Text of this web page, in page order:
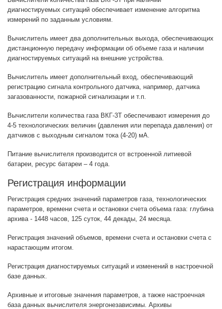
диагностируемых ситуаций обеспечивает изменение алгоритма
измерений по заданным условиям.
Вычислитель имеет два дополнительных выхода, обеспечивающих
дистанционную передачу информации об объеме газа и наличии
диагностируемых ситуаций на внешние устройства.
Вычислитель имеет дополнительный вход, обеспечивающий
регистрацию сигнала контрольного датчика, например, датчика
загазованности, пожарной сигнализации и т.п.
Вычислители количества газа ВКГ-3Т обеспечивают измерения до
4-5 технологических величин (давления или перепада давления) от
датчиков с выходным сигналом тока (4-20) мА.
Питание вычислителя производится от встроенной литиевой
батареи, ресурс батареи – 4 года.
Регистрация информации
Регистрация средних значений параметров газа, технологических
параметров, времени счета и остановки счета объема газа: глубина
архива - 1448 часов, 125 суток, 44 декады, 24 месяца.
Регистрация значений объемов, времени счета и остановки счета с
нарастающим итогом.
Регистрация диагностируемых ситуаций и изменений в настроечной
базе данных.
Архивные и итоговые значения параметров, а также настроечная
база данных вычислителя энергонезависимы. Архивы